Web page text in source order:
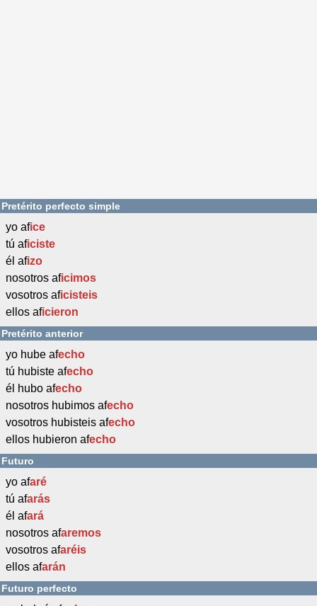
Pretérito perfecto simple
yo afice
tú aficiste
él afizo
nosotros aficimos
vosotros aficisteis
ellos aficieron
Pretérito anterior
yo hube afecho
tú hubiste afecho
él hubo afecho
nosotros hubimos afecho
vosotros hubisteis afecho
ellos hubieron afecho
Futuro
yo afaré
tú afarás
él afará
nosotros afaremos
vosotros afaréis
ellos afarán
Futuro perfecto